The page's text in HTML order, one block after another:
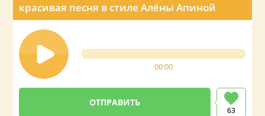
красивая песня в стиле Алёны Апиной
00:00
63